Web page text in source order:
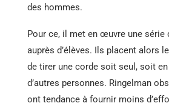
des hommes.
Pour ce, il met en œuvre une série
auprès d’élèves. Ils placent alors
de tirer une corde soit seul, soit
d’autres personnes. Ringelman
ont tendance à fournir moins